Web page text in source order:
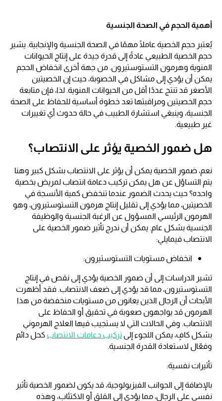
أهمية الحجم في الصحة الجنسية
يُعتبر حجم الخصية عاملًا مهمًا في الصحة الجنسية والإنجابية. يشير
حجم الخصية الطبيعي عادةً إلى قدرة جيدة على إنتاج الحيوانات
المنوية وهرمون التستوستيرون. من جهة أخرى انخفاض الحجم
يمكن أن يؤدي إلى مشاكل في الخصوبة، حيث إن الخصيتين
الأصغر قد تنتج عددًا أقل من الحيوانات المنوية. لذا، فإن متابعة
حجم الخصيتين ومراقبتها تعد خطوة أساسية للحفاظ على الصحة
الجنسية، وينبغي استشارة الطبيب في حالة حدوث أي تغييرات
غير طبيعية.
هل ضمور الخصية يؤثر على الانتصاب؟
نعم، ضمور الخصية يمكن أن يؤثر على الانتصاب بشكل كبير وهنا
يتم التساؤل عن هل يمكن تركيب دعامة انتصاب لمريض بخصية
واحده؟ حيث يحدث الضمور عندما تنخفض كمية الأنسجة في
الخصيتين، مما يؤدي إلى تقليل إنتاج هرمون التستوستيرون، وهو
الهرمون الرئيسي المسؤول عن الرغبة الجنسية والوظيفة
الجنسية بشكل عام. يمكن أن ندرج تأثير ضمور الخصية على
الانتصاب فيمايلي:
انخفاض مستويات التستوستيرون:
تشير الدراسات إلى أن ضمور الخصية يؤدي إلى نقص في إنتاج
التستوستيرون، مما قد يؤدي إلى ضعف الانتصاب. فقد أظهرت
الأبحاث أن الرجال الذين يعانون من مستويات منخفضة من هذا
الهرمون قد يواجهون صعوبة في تحقيق أو الحفاظ على
الانتصاب. وفي الحالات التي لا يستجيب فيها العلاج الهرموني
بشكل كافٍ، يمكن اللجوء إلى تركيب دعامات الانتصاب كحل دائم
وفعّال لاستعادة القدرة الجنسية.
تأثيرات نفسية:
بالإضافة إلى الجوانب الفيزيولوجية، قد يكون لضمور الخصية تأثير
نفسي على الرجال، مما يؤدي إلى القلق أو الاكتئاب، وهذه